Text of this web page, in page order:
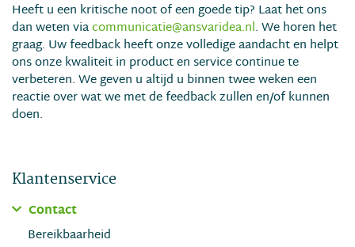
Heeft u een kritische noot of een goede tip? Laat het ons
dan weten viacommunicatie@ansvaridea.nl. We horen het
graag. Uw feedback heeft onze volledige aandacht en helpt
ons onze kwaliteit in product en service continue te
verbeteren. We geven u altijd u binnen twee weken een
reactie over wat we met de feedback zullen en/of kunnen
doen.
Klantenservice
Contact
Bereikbaarheid